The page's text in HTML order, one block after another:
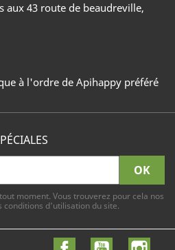
aux 43 route de beaudreville,
à l'ordre de Apihappy préféré
moment. Vous trouverez pour cela nos
conditions d'utilisation du site.
FacebookYouTube